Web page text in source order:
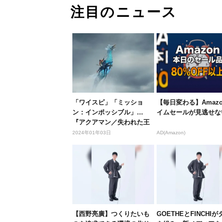
注目のニュース
「ワイスピ」「ミッショ
ン：インポッシブル」…
『アクアマン／失われた王
国』と一緒に...
2024年01年03日
【毎日変わる】
イムセールが見逃せ
AD(Amazon)
【西野亮廣】つくりたいも
GOETHEとFINCHIが